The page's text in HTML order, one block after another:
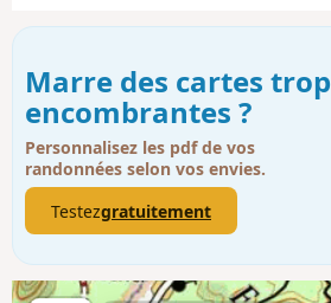
Marre des cartes trop
encombrantes ?
Personnalisez les pdf de vos
randonnées selon vos envies.
Testezgratuitement